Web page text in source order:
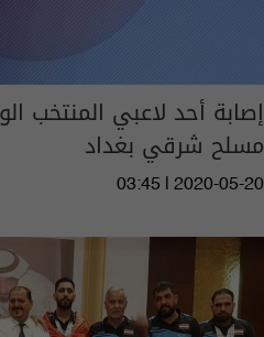
إصابة أحد لاعبي المنتخب
مسلح شرقي بغداد
03:45 | 2020-05-20